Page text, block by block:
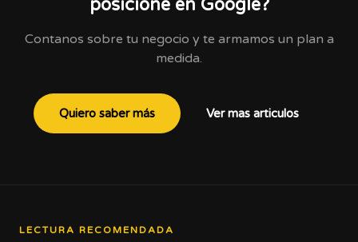
posicione en Google?
Contanos sobre tu negocio y te armamos un plan a
medida.
Quiero saber más Ver mas articulos
LECTURA RECOMENDADA